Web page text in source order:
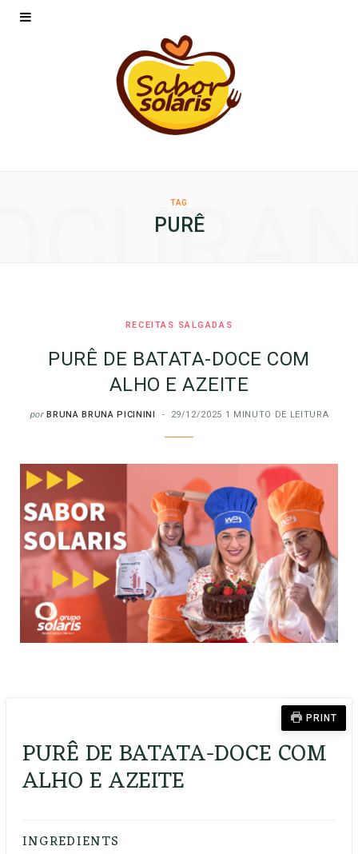
TAG
PURÊ
RECEITAS SALGADAS
PURÊ DE BATATA-DOCE COM
ALHO E AZEITE
por BRUNA BRUNA PICININI 29/12/2025 1 MINUTO DE LEITURA
PRINT
PURÊ DE BATATA-DOCE COM
ALHO E AZEITE
INGREDIENTS